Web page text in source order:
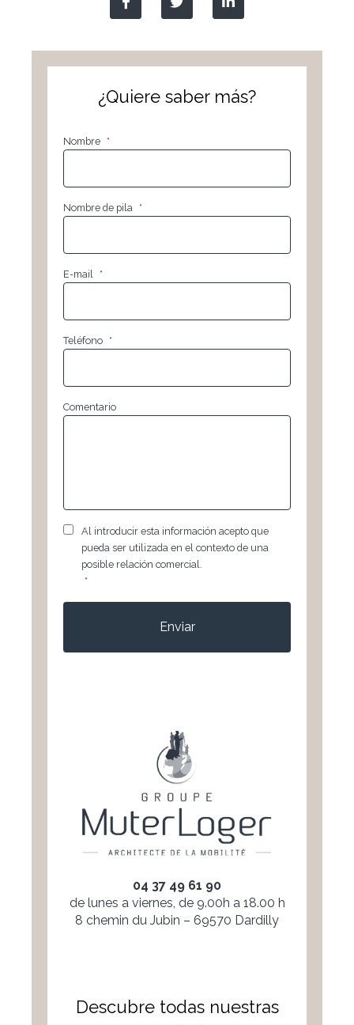
¿Quiere saber más?
Nombre *
Nombre de pila *
E-mail *
Teléfono *
Comentario
RGPD *
Al introducir esta información acepto que
pueda ser utilizada en el contexto de una
posible relación comercial.
*
04 37 49 61 90
de lunes a viernes, de 9.00h a 18.00 h
8 chemin du Jubin – 69570 Dardilly
Descubre todas nuestras